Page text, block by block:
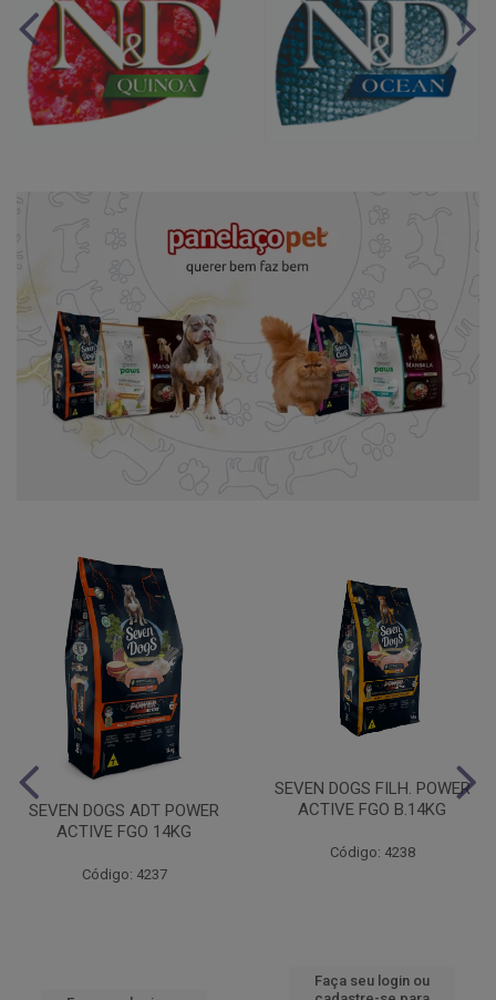
SEVEN DOGS ADT POWER
ACTIVE FGO 14KG
Código: 4237
SEVEN DOGS FILH. POWER
ACTIVE FGO B.14KG
Código: 4238
Faça seu login ou